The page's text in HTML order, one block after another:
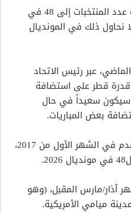
وأضاف”إنفانتينو” :أعتقد أن زيادة عدد المنتخبات إلى 48 في
نحاول ذلك في المونديال
عبر رئيس الاتحاد
قطر على استضافة
سيكون سعيداً في حال
بعض المباريات.
وكان قرار الاتحاد الدولي لكرة القدم في الشهر الأول من 2017،
آذار/مارس المقبل، (وهو
ميامي الأمريكية.